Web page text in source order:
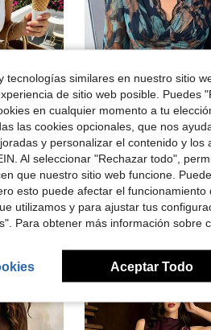
dulce y adecuado para vacaciones en la playa
Ahorro
#VestidoDelicado
-24% Modelyn Vestido largo casual de uso diario para mujer con estampado floral completo
$23.96 100+
tecnologías similares en nuestro sitio
de sitio web posible. Puedes
en cualquier momento a tu
las cookies opcionales, que nos
y personalizar el contenido y
Al seleccionar "Rechazar todo",
que nuestro sitio web funcione.
esto puede afectar el
utilizamos y para ajustar tus
Para obtener más información sobre
Aceptar Todo